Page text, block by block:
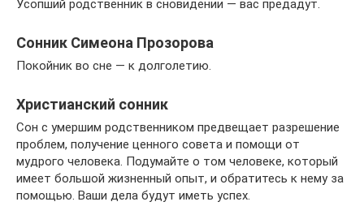
Усопший родственник в сновидении — вас предадут.
Сонник Симеона Прозорова
Покойник во сне — к долголетию.
Христианский сонник
Сон с умершим родственником предвещает разрешение
проблем, получение ценного совета и помощи от
мудрого человека. Подумайте о том человеке, который
имеет большой жизненный опыт, и обратитесь к нему за
помощью. Ваши дела будут иметь успех.